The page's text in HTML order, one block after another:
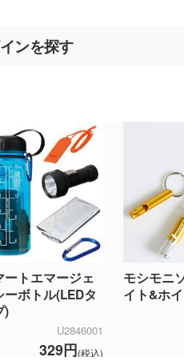
ンを探す
ートエマージェ
ーボトル(LEDタ
)
U2846001
329円(税込)
モシモニ
イト&ホ